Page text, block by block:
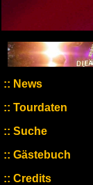
News
Tourdaten
Suche
Gästebuch
Credits